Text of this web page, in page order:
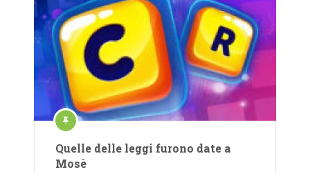
Quelle delle leggi furono date a
Mosè